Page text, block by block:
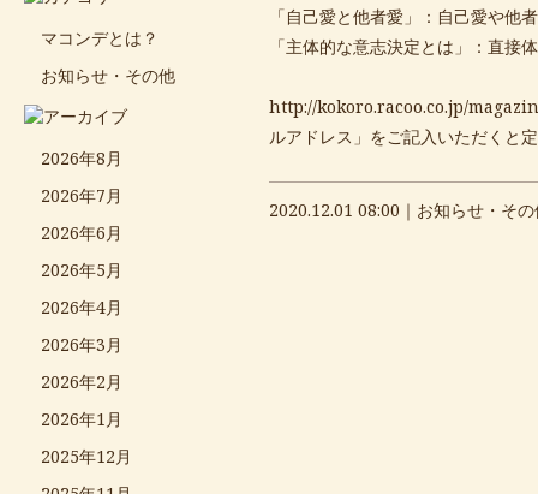
マコンデとは？
お知らせ・その他
2026年8月
2026年7月
2026年6月
2026年5月
2026年4月
2026年3月
2026年2月
2026年1月
2025年12月
「自己愛と他者愛」：自己愛や他
「主体的な意志決定とは」：直接
http://kokoro.racoo.co.jp/
ルアドレス」をご記入いただくと
2020.12.01 08:00｜ お知らせ・そ